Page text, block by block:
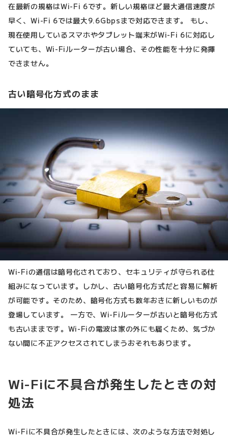
在最新の規格はWi-Fi 6です。新しい規格ほど最大通信速度が
早く、Wi-Fi 6では最大9.6Gbpsまで対応できます。 もし、
現在使用しているスマホやタブレット端末がWi-Fi 6に対応し
ていても、Wi-Fiルーターが古い場合、その性能を十分に発揮
できません。
古い暗号化方式のまま
Wi-Fiの通信は暗号化されており、セキュリティが守られる仕
組みになっています。しかし、古い暗号化方式だと容易に解析
が可能です。そのため、暗号化方式も数年おきに新しいものが
登場しています。 一方で、Wi-Fiルーターが古いと暗号化方式
も古いままです。Wi-Fiの電波は家の外にも届くため、気づか
ない間に不正アクセスされてしまうおそれもあります。
Wi-Fiに不具合が発生したときの対
処法
Wi-Fiに不具合が発生したときには、次のような方法で対処し